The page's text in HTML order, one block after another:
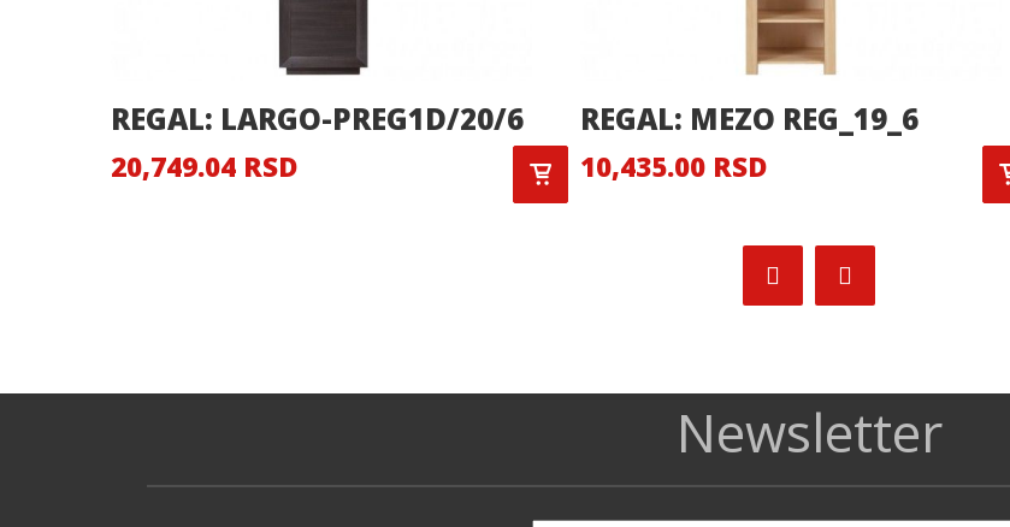
REGAL: LARGO-PREG1D/20/6
20,749.04 RSD
REGAL: MEZO REG_19_6
10,435.00 RSD
Newsletter